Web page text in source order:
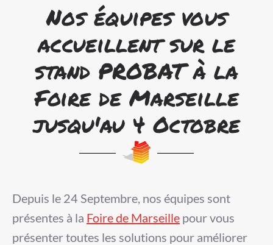
Nos équipes vous
accueillent sur le
stand PROBAT à la
Foire de Marseille
jusqu'au 4 Octobre
Depuis le 24 Septembre, nos équipes sont
présentes à la Foire de Marseille pour vous
présenter toutes les solutions pour améliorer